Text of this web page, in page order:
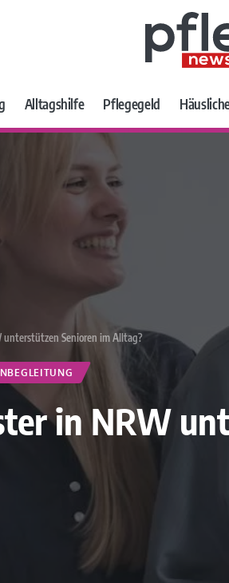
Alltagshilfe Pflegegeld
Senioren im Alltag?
in NRW